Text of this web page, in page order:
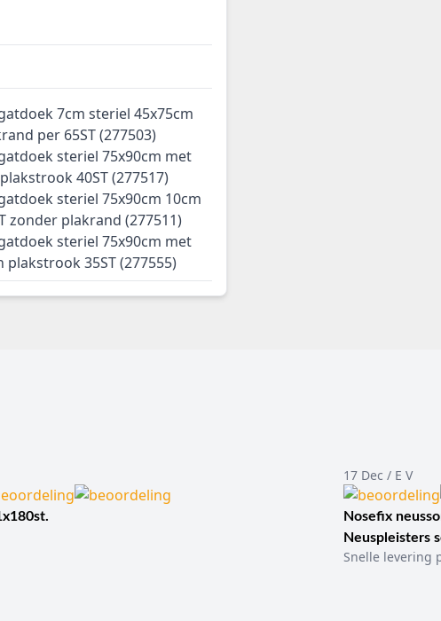
7cm steriel 45x75cm
per 65ST (277503)
steriel 75x90cm met
40ST (277517)
steriel 75x90cm 10cm
zonder plakrand (277511)
steriel 75x90cm met
plakstrook 35ST (277555)
17 Dec / E V
Nosefix
Neuspleisters
Snelle levering